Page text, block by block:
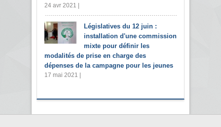
24 avr 2021 |
Législatives du 12 juin :
installation d'une commission
mixte pour définir les
modalités de prise en charge des
dépenses de la campagne pour les jeunes
17 mai 2021 |